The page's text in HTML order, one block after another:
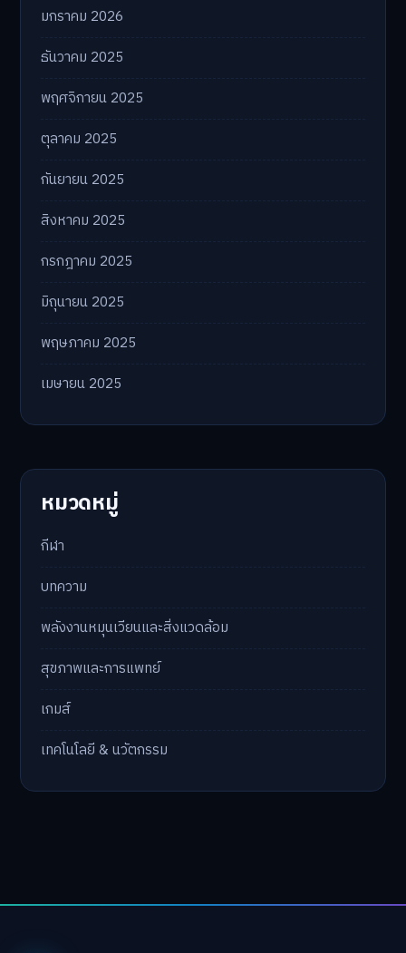
มกราคม 2026
ธันวาคม 2025
พฤศจิกายน 2025
ตุลาคม 2025
กันยายน 2025
สิงหาคม 2025
กรกฎาคม 2025
มิถุนายน 2025
พฤษภาคม 2025
เมษายน 2025
หมวดหมู่
กีฬา
บทความ
พลังงานหมุนเวียนและสิ่งแวดล้อม
สุขภาพและการแพทย์
เกมส์
เทคโนโลยี & นวัตกรรม